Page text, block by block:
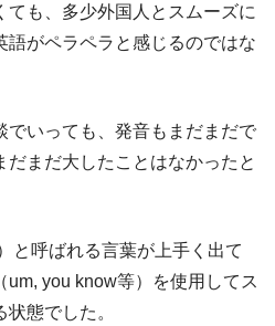
も、多少外国人とスムーズに
語がペラペラと感じるのではな
でいっても、発音もまだまだで
だまだ大したことはなかったと
と呼ばれる言葉が上手く出て
um, you know等）を使用してス
態でした。